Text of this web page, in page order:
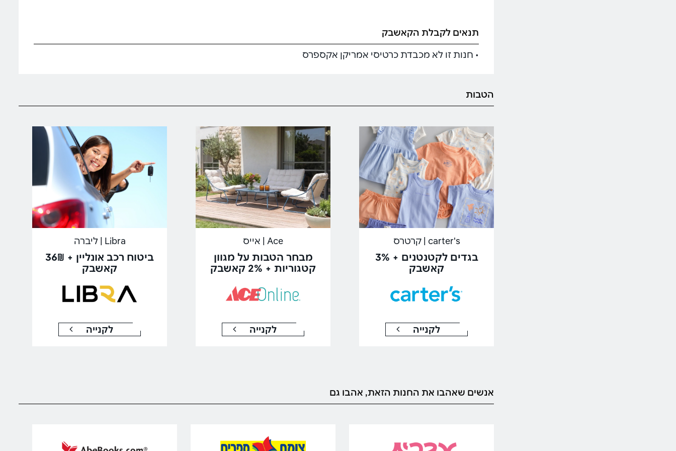
תנאים לקבלת הקאשבק
• חנות זו לא מכבדת כרטיסי אמריקן אקספרס
הטבות
carter's | קרטרס
בגדים לקטנטנים + 3%
קאשבק
לקנייה
Ace | אייס
מבחר הטבות על מגוון
קטגוריות + 2% קאשבק
לקנייה
Libra | ליברה
ביטוח רכב אונליין + 36₪
קאשבק
לקנייה
אנשים שאהבו את החנות הזאת, אהבו גם